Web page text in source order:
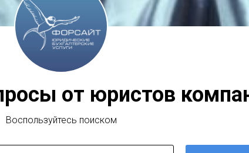
от юристов
Воспользуйтесь поиском